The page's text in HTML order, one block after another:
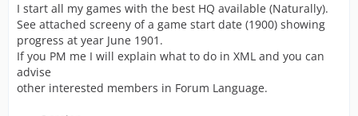
I start all my games with the best HQ available (Naturally).
See attached screeny of a game start date (1900) showing
progress at year June 1901.
If you PM me I will explain what to do in XML and you can
advise
other interested members in Forum Language.